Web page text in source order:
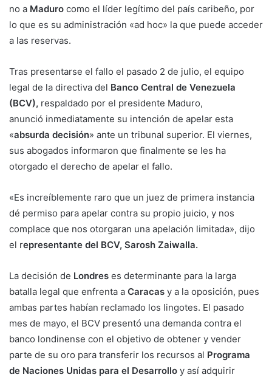
no a Maduro como el líder legítimo del país caribeño, por
lo que es su administración «ad hoc» la que puede acceder
a las reservas.
Tras presentarse el fallo el pasado 2 de julio, el equipo
legal de la directiva del Banco Central de Venezuela
(BCV), respaldado por el presidente Maduro,
anunció inmediatamente su intención de apelar esta
«absurda decisión» ante un tribunal superior. El viernes,
sus abogados informaron que finalmente se les ha
otorgado el derecho de apelar el fallo.
«Es increíblemente raro que un juez de primera instancia
dé permiso para apelar contra su propio juicio, y nos
complace que nos otorgaran una apelación limitada», dijo
el representante del BCV, Sarosh Zaiwalla.
La decisión de Londres es determinante para la larga
batalla legal que enfrenta a Caracas y a la oposición, pues
ambas partes habían reclamado los lingotes. El pasado
mes de mayo, el BCV presentó una demanda contra el
banco londinense con el objetivo de obtener y vender
parte de su oro para transferir los recursos al Programa
de Naciones Unidas para el Desarrollo y así adquirir